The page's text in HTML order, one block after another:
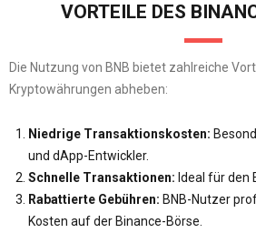
VORTEILE DES
Die Nutzung von BNB bietet zahlreiche
Kryptowährungen abheben:
Niedrige Transaktionskosten:
und dApp-Entwickler.
Schnelle Transaktionen: Ideal für den
Rabattierte Gebühren: BNB-Nutzer
Kosten auf der Binance-Börse.